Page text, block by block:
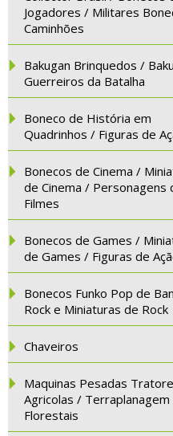
Jogadores / Militares
Caminhões
Bakugan Brinquedos /
Guerreiros da Batalha
Boneco de História em
Quadrinhos / Figuras de
Bonecos de Cinema /
de Cinema / Personagens
Filmes
Bonecos de Games /
de Games / Figuras de
Bonecos Funko Pop de
Rock e Miniaturas de Rock
Chaveiros
Maquinas Pesadas
Agricolas /
Florestais